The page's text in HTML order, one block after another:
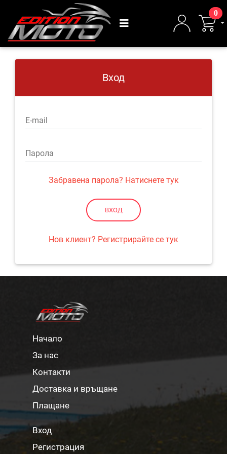
0
Вход
E-mail
Парола
Забравена парола? Натиснете тук
ВХОД
Нов клиент? Регистрирайте се тук
Начало
За нас
Контакти
Доставка и връщане
Плащане
Вход
Регистрация